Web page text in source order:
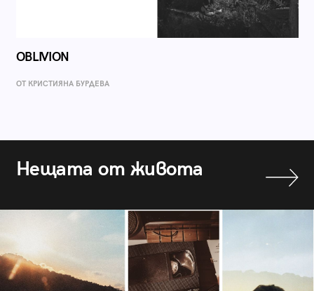
OBLIVION
ОТ КРИСТИЯНА БУРДЕВА
Нещата от живота